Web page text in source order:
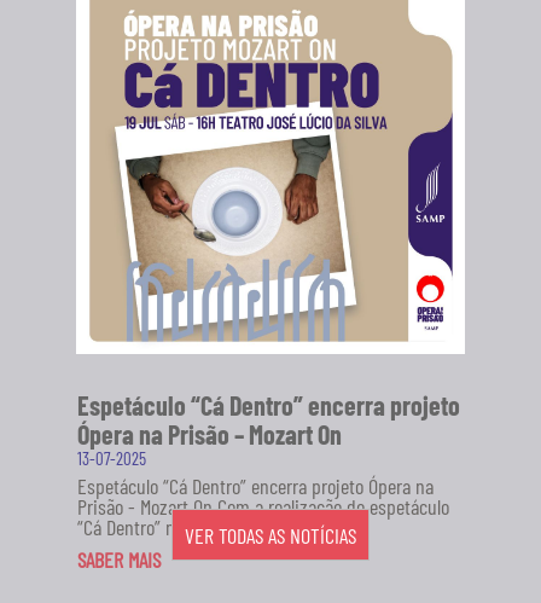
Espetáculo “Cá Dentro” encerra projeto
Ópera na Prisão – Mozart On
13-07-2025
Espetáculo “Cá Dentro” encerra projeto Ópera na
Prisão - Mozart On Com a realização do espetáculo
“Cá Dentro” no...
SABER MAIS
VER TODAS AS NOTÍCIAS